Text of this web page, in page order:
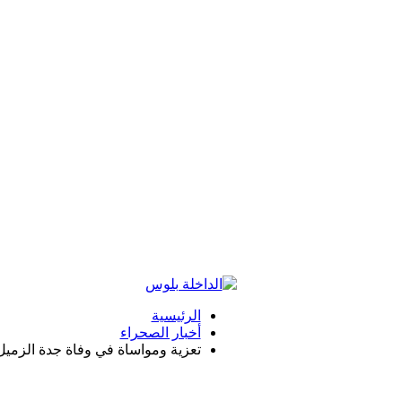
الرئيسية
أخبار الصحراء
تعزية ومواساة في وفاة جدة